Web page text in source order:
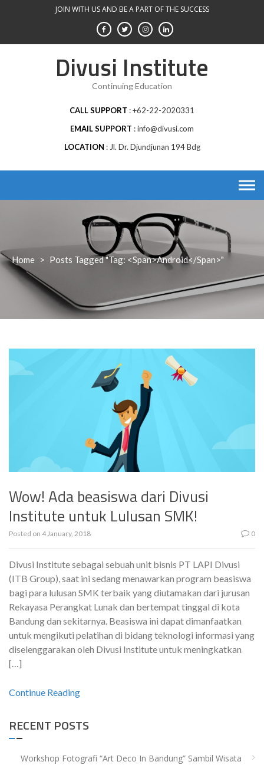
JOIN WITH US AND BE A PART OF THE SUCCESS
Divusi Institute
Continuing Education
CALL SUPPORT
+62-22-2020331
EMAIL SUPPORT
info@divusi.com
LOCATION
Jl. Dr. Djundjunan 194 Bdg
Home > Posts Tagged "Tag: <span>android</span>"
Wow! Ada beasiswa dari Divusi
Institute untuk Lulusan SMK!
Posted on 4 January, 2018 0
Divusi Institute sebagai sebuah unit bisnis PT LAPI Divusi
(ITB Group), saat ini sedang menawarkan program beasiswa
bagi para lulusan SMK terbaik yang diutamakan dari jurusan
Rekayasa Perangkat Lunak dan bertempat tinggal di kota
Bandung dan sekitarnya. Beasiswa ini dapat dimanfaatkan
untuk mengikuti pelatihan di bidang teknologi informasi yang
diselenggarakan oleh Divusi Institute untuk meningkatkan
[…]
Continue Reading
RECENT POSTS
Workshop Fotografi “Art Deco In Bandung” Sambil Wisata